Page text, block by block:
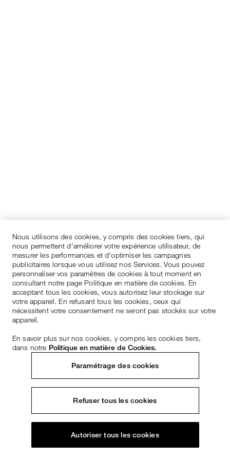
Nous utilisons des cookies, y compris des cookies tiers, qui
nous permettent d’améliorer votre expérience utilisateur, de
mesurer les performances et d’optimiser les campagnes
publicitaires lorsque vous utilisez nos Services. Vous pouvez
personnaliser vos paramètres de cookies à tout moment en
consultant notre page Politique en matière de cookies. En
acceptant tous les cookies, vous autorisez leur stockage sur
votre appareil. En refusant tous les cookies, ceux qui
nécessitent votre consentement ne seront pas stockés sur votre
appareil.
En savoir plus sur nos cookies, y compris les cookies tiers,
dans notre Politique en matière de Cookies.
Paramétrage des cookies
Refuser tous les cookies
Autoriser tous les cookies